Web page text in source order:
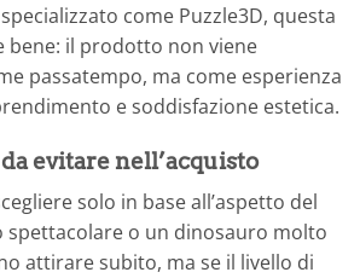
come Puzzle3D, questa
bene: il prodotto non viene
passatempo, ma come esperienza
e soddisfazione estetica.
evitare nell’acquisto
solo in base all’aspetto del
spettacolare o un dinosauro molto
attirare subito, ma se il livello di